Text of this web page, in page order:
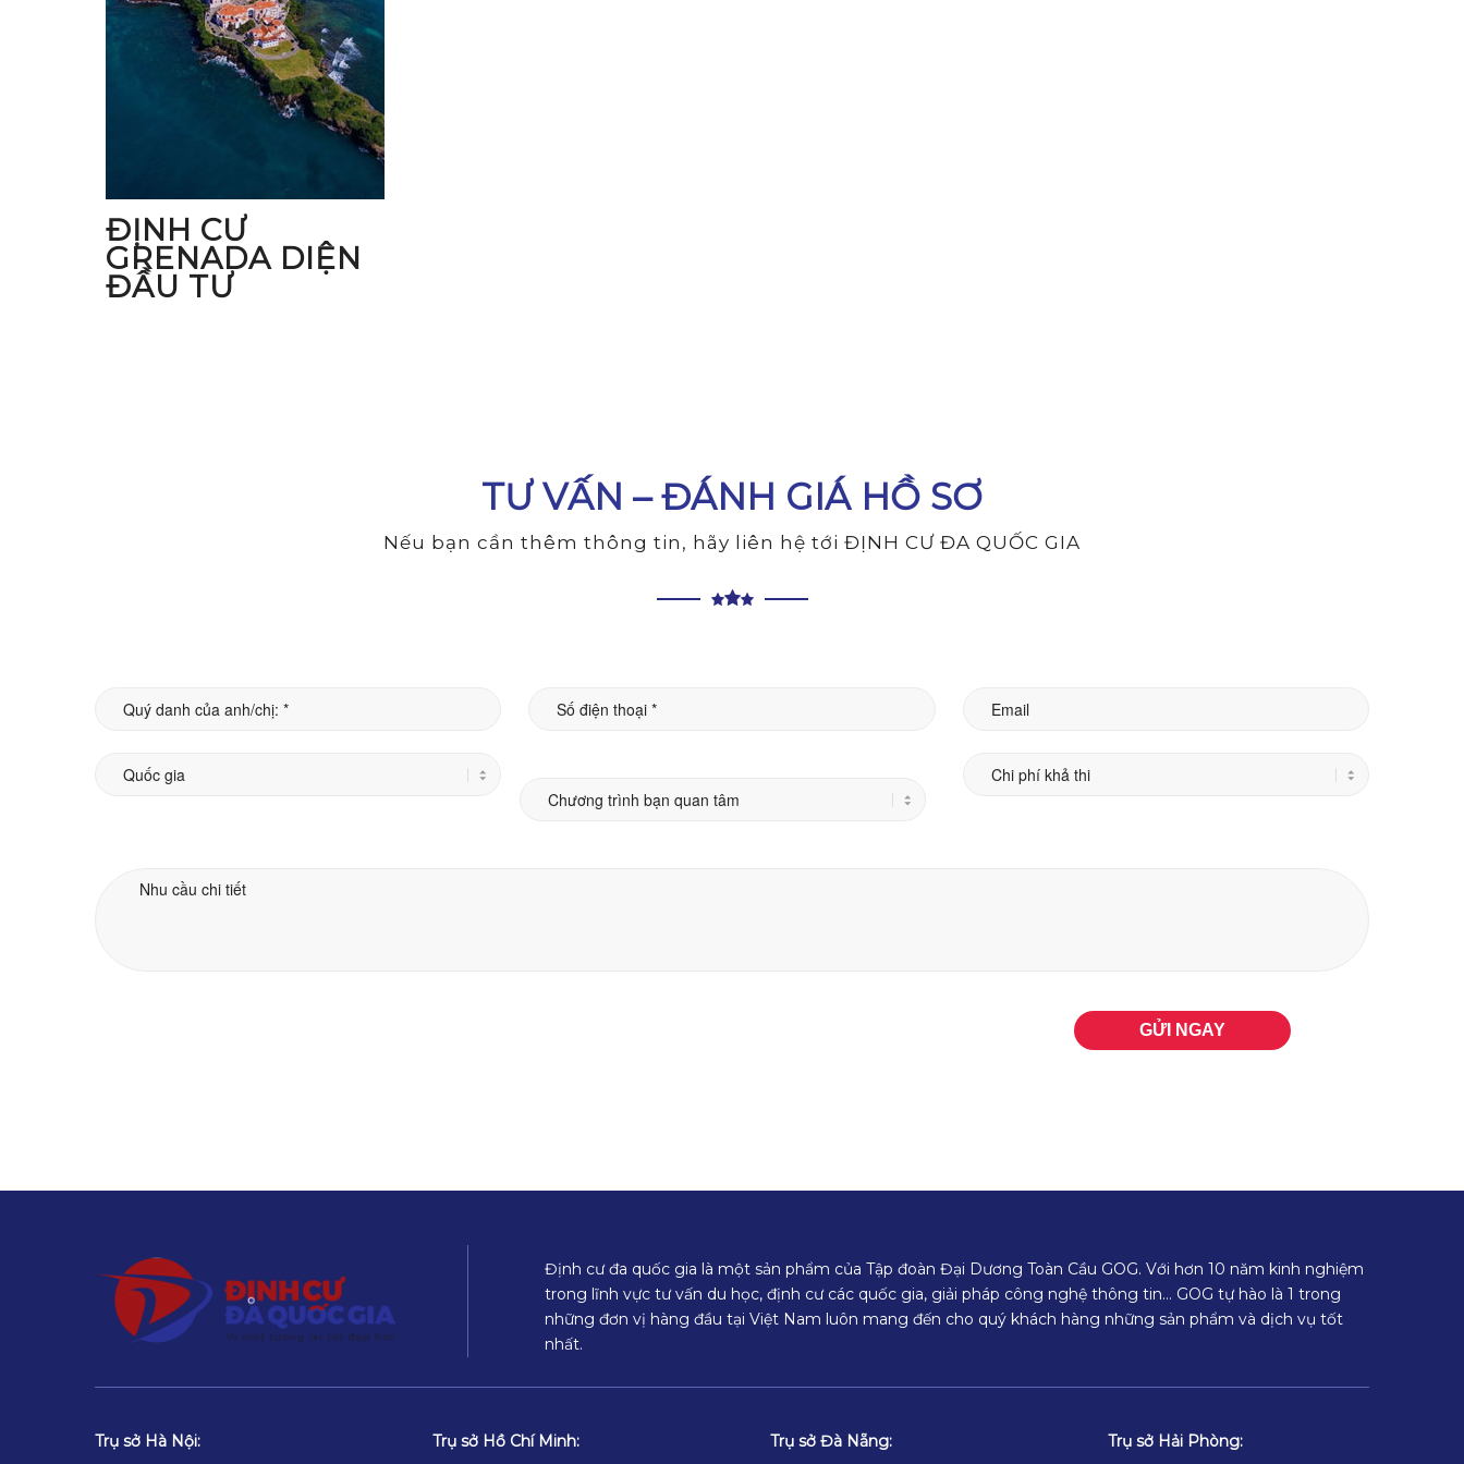
ĐỊNH CƯ
GRENADA DIỆN
ĐẦU TƯ
TƯ VẤN – ĐÁNH GIÁ HỒ SƠ
Nếu bạn cần thêm thông tin, hãy liên hệ tới ĐỊNH CƯ ĐA QUỐC GIA
Định cư đa quốc gia là một sản phẩm của Tập đoàn Đại Dương Toàn Cầu GOG. Với hơn 10 năm kinh nghiệm
trong lĩnh vực tư vấn du học, định cư các quốc gia, giải pháp công nghệ thông tin… GOG tự hào là 1 trong
những đơn vị hàng đầu tại Việt Nam luôn mang đến cho quý khách hàng những sản phẩm và dịch vụ tốt
nhất.
Trụ sở Hà Nội: Trụ sở Hồ Chí Minh: Trụ sở Đà Nẵng: Trụ sở Hải Phòng: